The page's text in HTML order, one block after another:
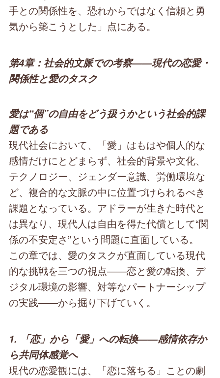
手との関係性を、恐れからではなく信頼と勇
気から築こうとした」点にある。
第4章：社会的文脈での考察――現代の恋愛・
関係性と愛のタスク
愛は“個”の自由をどう扱うかという社会的課
題である
現代社会において、「愛」はもはや個人的な
感情だけにとどまらず、社会的背景や文化、
テクノロジー、ジェンダー意識、労働環境な
ど、複合的な文脈の中に位置づけられるべき
課題となっている。アドラーが生きた時代と
は異なり、現代人は自由を得た代償として“関
係の不安定さ”という問題に直面している。
この章では、愛のタスクが直面している現代
的な挑戦を三つの視点――恋と愛の転換、デ
ジタル環境の影響、対等なパートナーシップ
の実践――から掘り下げていく。
1. 「恋」から「愛」への転換――感情依存か
ら共同体感覚へ
現代の恋愛観には、「恋に落ちる」ことの劇